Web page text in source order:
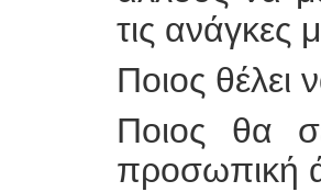
τις ανάγκες
Ποιος θέλει
Ποιος θα
προσωπική